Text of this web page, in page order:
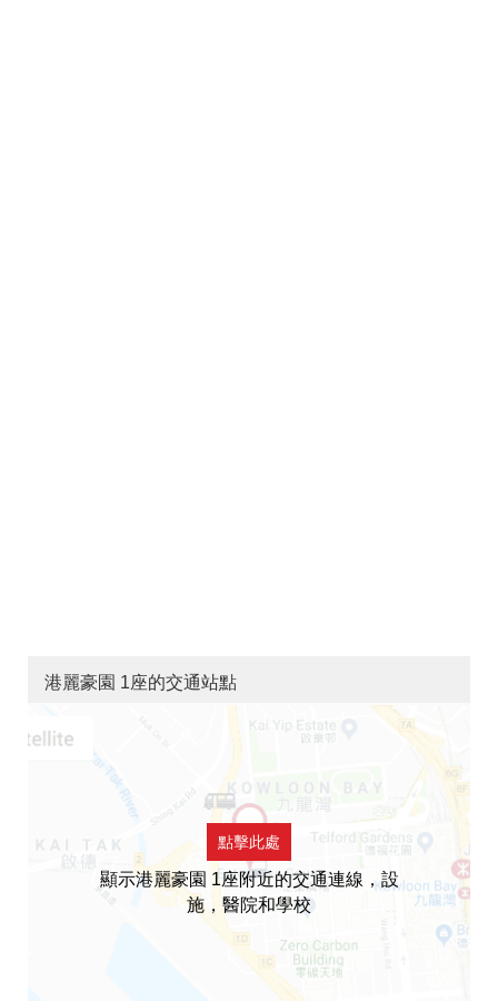
港麗豪園 1座的交通站點
點擊此處
顯示港麗豪園 1座附近的交通連線，設
施，醫院和學校